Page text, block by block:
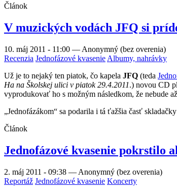
Článok
V muzických vodách JFQ si
10. máj 2011 - 11:00 — Anonymný (bez overenia)
Recenzia Jednofázové kvasenie Albumy, nahrávky
Už je to nejaký ten piatok, čo kapela JFQ (teda
Ha na Školskej ulici v piatok 29.4.2011.) novou CD
vyprodukovať ho s možným následkom, že nebude
„Jednofázákom“ sa podarila i tá ťažšia časť
Článok
Jednofázové kvasenie pokrstilo
2. máj 2011 - 09:38 — Anonymný (bez overenia)
Reportáž Jednofázové kvasenie Koncerty